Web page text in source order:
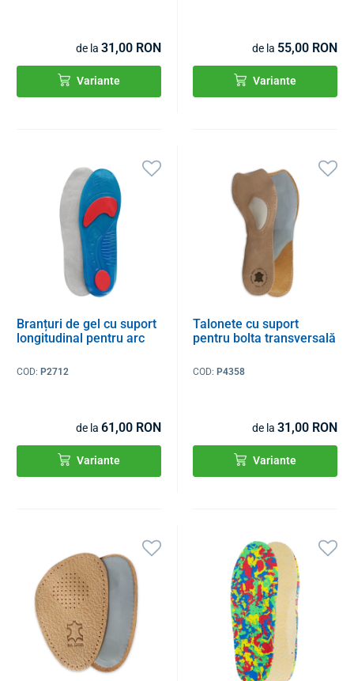
de la 31,00 RON
Variante
de la 55,00 RON
Variante
Branțuri de gel cu suport
longitudinal pentru arc
COD: P2712
de la 61,00 RON
Variante
Talonete cu suport
pentru bolta transversală
COD:P4358
de la 31,00 RON
Variante